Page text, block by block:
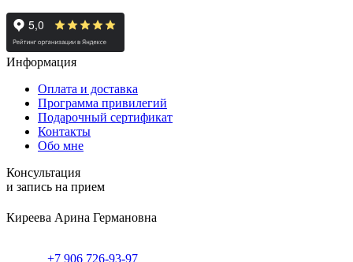
Информация
Оплата и доставка
Программа привилегий
Подарочный сертификат
Контакты
Обо мне
Консультация
и запись на прием
Киреева Арина Германовна
+7 906 726-93-97